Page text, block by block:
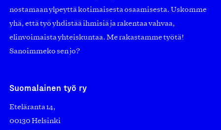
nostamaan ylpeyttä kotimaisesta osaamisesta. Uskomme
yhä, että työ yhdistää ihmisiä ja rakentaa vahvaa,
elinvoimaista yhteiskuntaa. Me rakastamme työtä!
Sanoimmeko sen jo?
Suomalainen työ ry
Eteläranta 14,
00130 Helsinki